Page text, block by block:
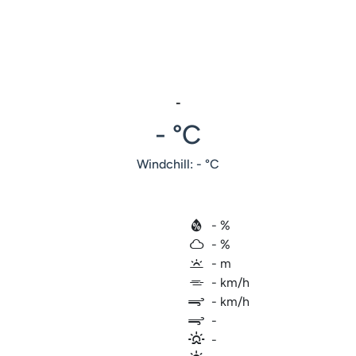
-
- °C
Windchill: - °C
- %
- %
- m
- km/h
- km/h
-
-